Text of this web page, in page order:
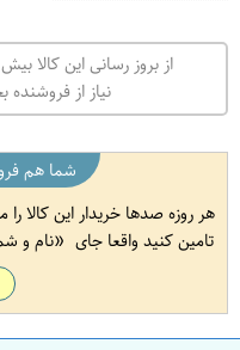
از بروز رسانی این
نیاز از فروشنده
شما هم
هر روزه صدها خریدار این کالا را
تامین کنید واقعا جای
نام و